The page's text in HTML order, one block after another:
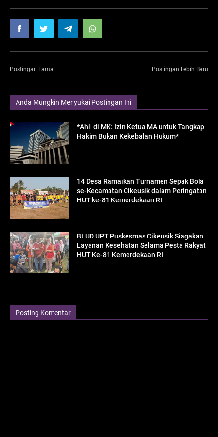
Postingan Lama Postingan Lebih Baru
Anda Mungkin Menyukai Postingan Ini
*Ahli di MK: Izin Ketua MA untuk Tangkap
Hakim Bukan Kekebalan Hukum*
14 Desa Ramaikan Turnamen Sepak Bola
se-Kecamatan Cikeusik dalam Peringatan
HUT ke-81 Kemerdekaan RI
BLUD UPT Puskesmas Cikeusik Siagakan
Layanan Kesehatan Selama Pesta Rakyat
HUT Ke-81 Kemerdekaan RI
Posting Komentar